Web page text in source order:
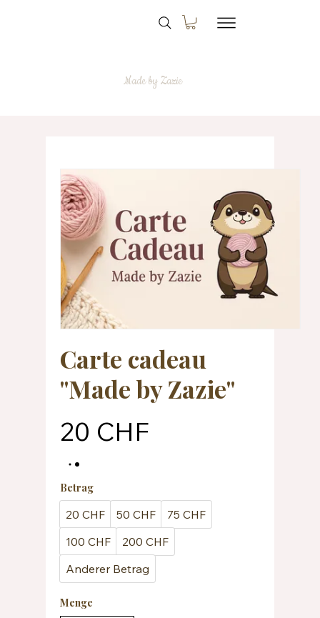
Made by Zazie
Carte cadeau
"Made by Zazie"
20 CHF
Betrag
20 CHF 50 CHF
75 CHF
100 CHF
200 CHF
Anderer Betrag
Menge